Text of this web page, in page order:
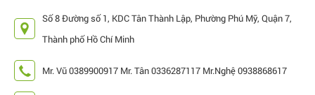
Số 8 Đường số 1, KDC Tân Thành Lập, Phường Phú Mỹ, Quận 7,
Thành phố Hồ Chí Minh
Mr. Vũ 0389900917 Mr. Tân 0336287117 Mr.Nghệ 0938868617